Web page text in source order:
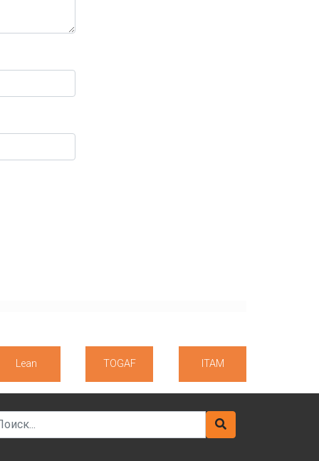
Lean TOGAF ITAM
for